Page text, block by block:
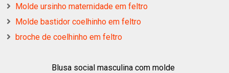
Molde ursinho maternidade em feltro
Molde bastidor coelhinho em feltro
broche de coelhinho em feltro
Blusa social masculina com molde